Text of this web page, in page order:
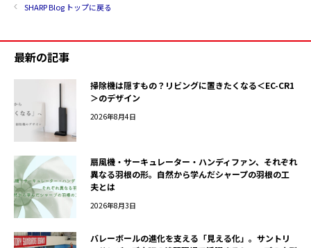
SHARP Blog トップに戻る
最新の記事
掃除機は隠すもの？リビングに置きたくなる＜EC-CR1
＞のデザイン
2026年8月4日
扇風機・サーキュレーター・ハンディファン、それぞれ
異なる羽根の形。自然から学んだシャープの羽根の工
夫とは
2026年8月3日
バレーボールの進化を支える「見える化」。サントリ